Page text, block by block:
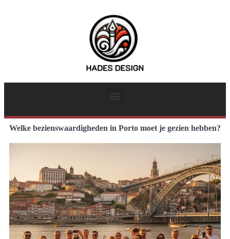
Welke bezienswaardigheden in Porto moet je gezien hebben?